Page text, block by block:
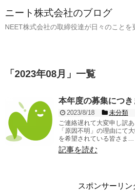
ニート株式会社のブログ
NEET株式会社の取締役達が日々のことを
「 2023年08月 」 一覧
本年度の募集につき
2023/8/18
未分類
ご連絡遅れて大変申し訳
「原因不明」の理由にて
を希望されている皆さま...
記事を読む
スポンサーリン